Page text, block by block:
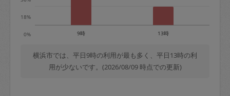
0%
18%
9時 13時
横浜市では、平日9時の利用が最も多く、平日13時の利
用が少ないです。(2026/08/09 時点での更新)